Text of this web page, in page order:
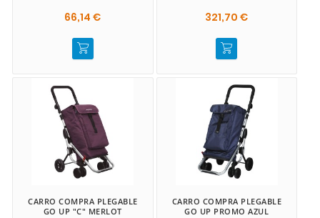
66,14 € 321,70 €
CARRO COMPRA PLEGABLE
GO UP "C" MERLOT
CARRO COMPRA PLEGABLE
GO UP PROMO AZUL